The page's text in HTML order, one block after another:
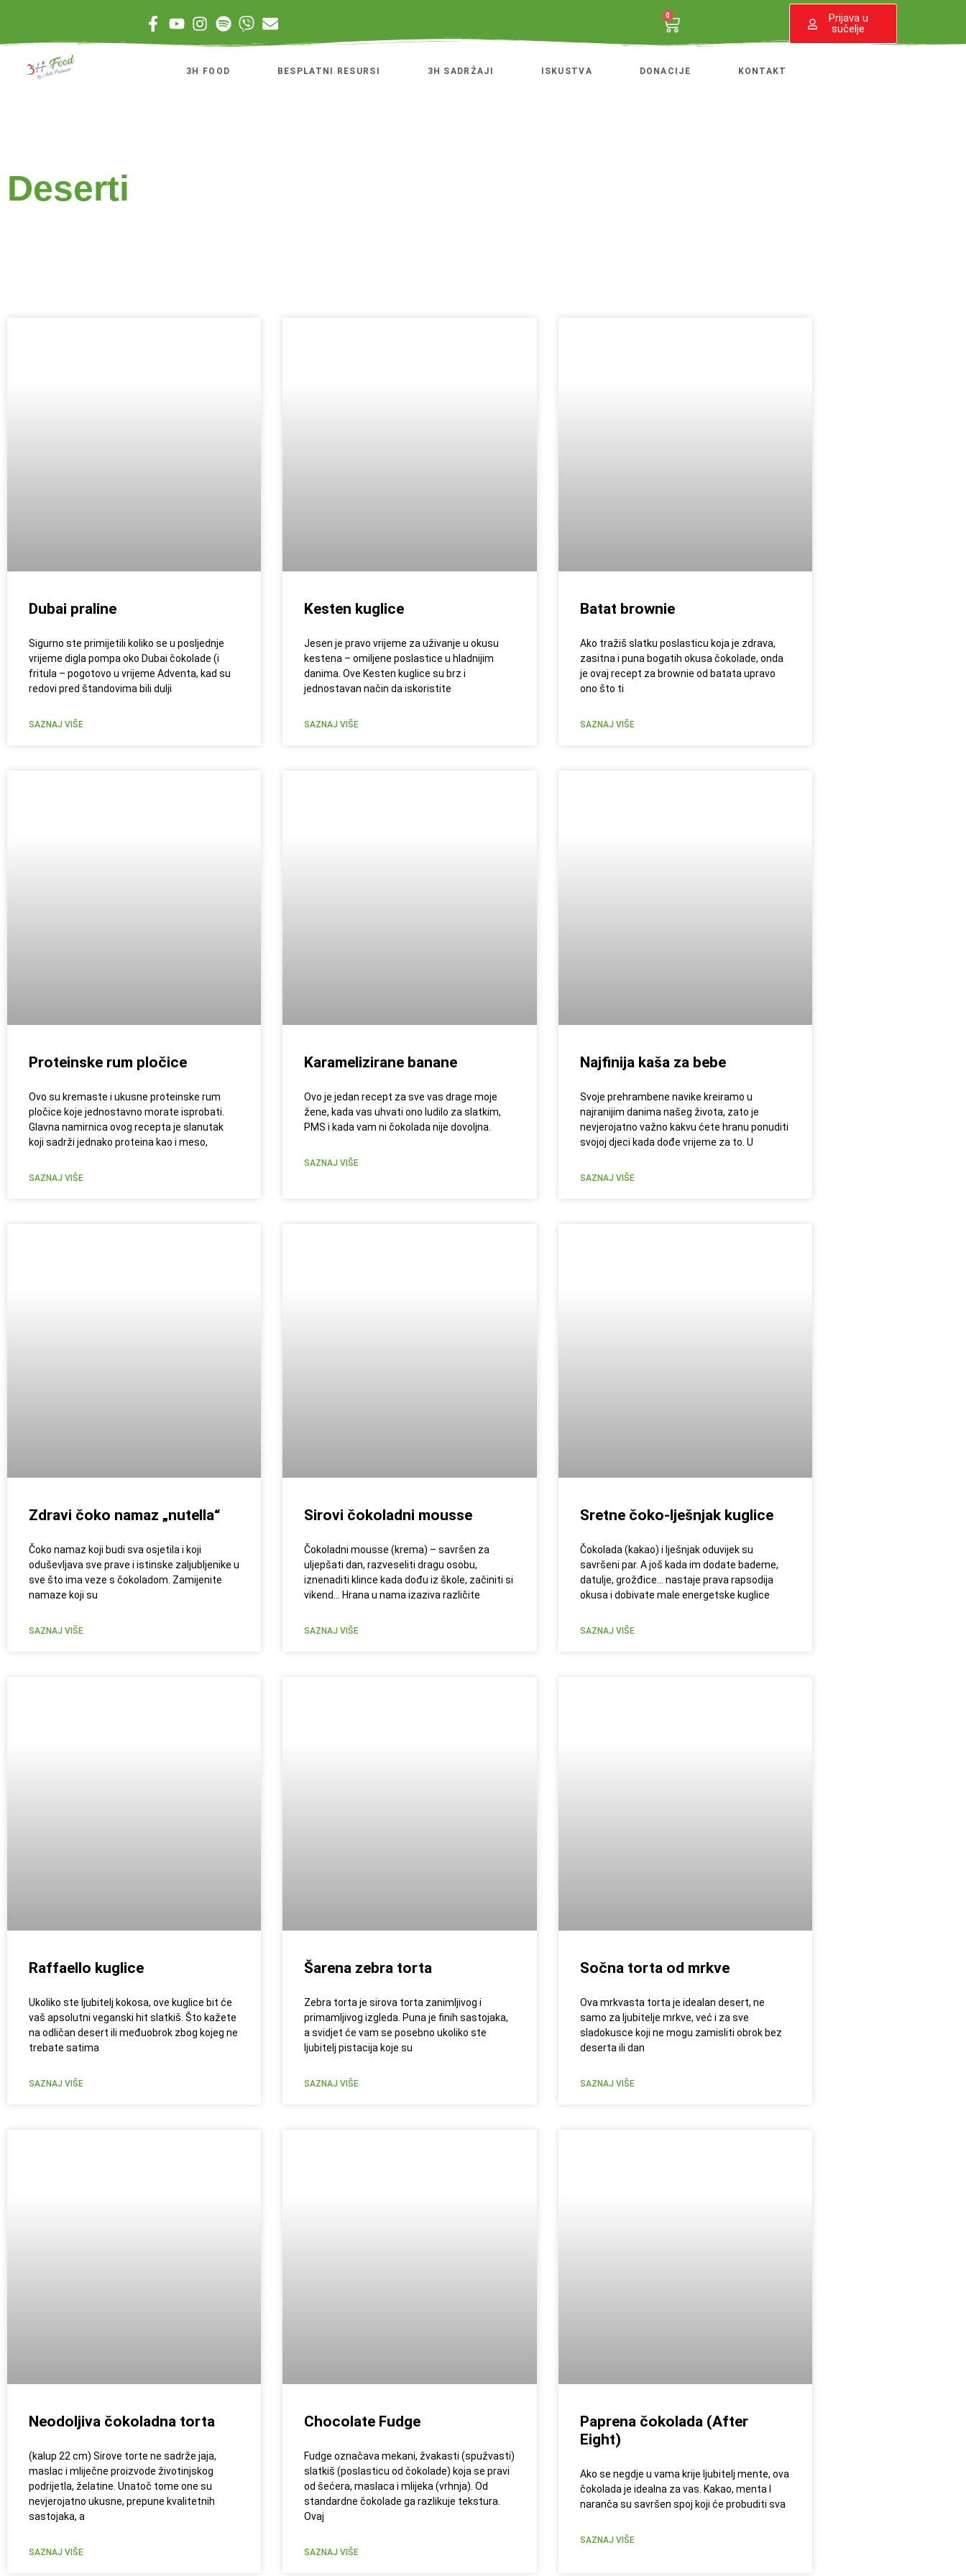
0
Prijava u
sučelje
3H FOOD BESPLATNI RESURSI 3H SADRŽAJI ISKUSTVA DONACIJE KONTAKT
Deserti
Dubai praline
Sigurno ste primijetili koliko se u posljednje
vrijeme digla pompa oko Dubai čokolade (i
fritula – pogotovo u vrijeme Adventa, kad su
redovi pred štandovima bili dulji
SAZNAJ VIŠE
Kesten kuglice
Jesen je pravo vrijeme za uživanje u okusu
kestena – omiljene poslastice u hladnijim
danima. Ove Kesten kuglice su brz i
jednostavan način da iskoristite
SAZNAJ VIŠE
Batat brownie
Ako tražiš slatku poslasticu koja je zdrava,
zasitna i puna bogatih okusa čokolade, onda
je ovaj recept za brownie od batata upravo
ono što ti
SAZNAJ VIŠE
Proteinske rum pločice
Ovo su kremaste i ukusne proteinske rum
pločice koje jednostavno morate isprobati.
Glavna namirnica ovog recepta je slanutak
koji sadrži jednako proteina kao i meso,
SAZNAJ VIŠE
Karamelizirane banane
Ovo je jedan recept za sve vas drage moje
žene, kada vas uhvati ono ludilo za slatkim,
PMS i kada vam ni čokolada nije dovoljna.
SAZNAJ VIŠE
Najfinija kaša za bebe
Svoje prehrambene navike kreiramo u
najranijim danima našeg života, zato je
nevjerojatno važno kakvu ćete hranu ponuditi
svojoj djeci kada dođe vrijeme za to. U
SAZNAJ VIŠE
Zdravi čoko namaz „nutella“
Čoko namaz koji budi sva osjetila i koji
oduševljava sve prave i istinske zaljubljenike u
sve što ima veze s čokoladom. Zamijenite
namaze koji su
SAZNAJ VIŠE
Sirovi čokoladni mousse
Čokoladni mousse (krema) – savršen za
uljepšati dan, razveseliti dragu osobu,
iznenaditi klince kada dođu iz škole, začiniti si
vikend… Hrana u nama izaziva različite
SAZNAJ VIŠE
Sretne čoko-lješnjak kuglice
Čokolada (kakao) i lješnjak oduvijek su
savršeni par. A još kada im dodate bademe,
datulje, grožđice… nastaje prava rapsodija
okusa i dobivate male energetske kuglice
SAZNAJ VIŠE
Raffaello kuglice
Ukoliko ste ljubitelj kokosa, ove kuglice bit će
vaš apsolutni veganski hit slatkiš. Što kažete
na odličan desert ili međuobrok zbog kojeg ne
trebate satima
SAZNAJ VIŠE
Šarena zebra torta
Zebra torta je sirova torta zanimljivog i
primamljivog izgleda. Puna je finih sastojaka,
a svidjet će vam se posebno ukoliko ste
ljubitelj pistacija koje su
SAZNAJ VIŠE
Sočna torta od mrkve
Ova mrkvasta torta je idealan desert, ne
samo za ljubitelje mrkve, već i za sve
sladokusce koji ne mogu zamisliti obrok bez
deserta ili dan
SAZNAJ VIŠE
Neodoljiva čokoladna torta
(kalup 22 cm) Sirove torte ne sadrže jaja,
maslac i mliječne proizvode životinjskog
podrijetla, želatine. Unatoč tome one su
nevjerojatno ukusne, prepune kvalitetnih
sastojaka, a
SAZNAJ VIŠE
Chocolate Fudge
Fudge označava mekani, žvakasti (spužvasti)
slatkiš (poslasticu od čokolade) koja se pravi
od šećera, maslaca i mlijeka (vrhnja). Od
standardne čokolade ga razlikuje tekstura.
Ovaj
SAZNAJ VIŠE
Paprena čokolada (After
Eight)
Ako se negdje u vama krije ljubitelj mente, ova
čokolada je idealna za vas. Kakao, menta I
naranča su savršen spoj koji će probuditi sva
SAZNAJ VIŠE